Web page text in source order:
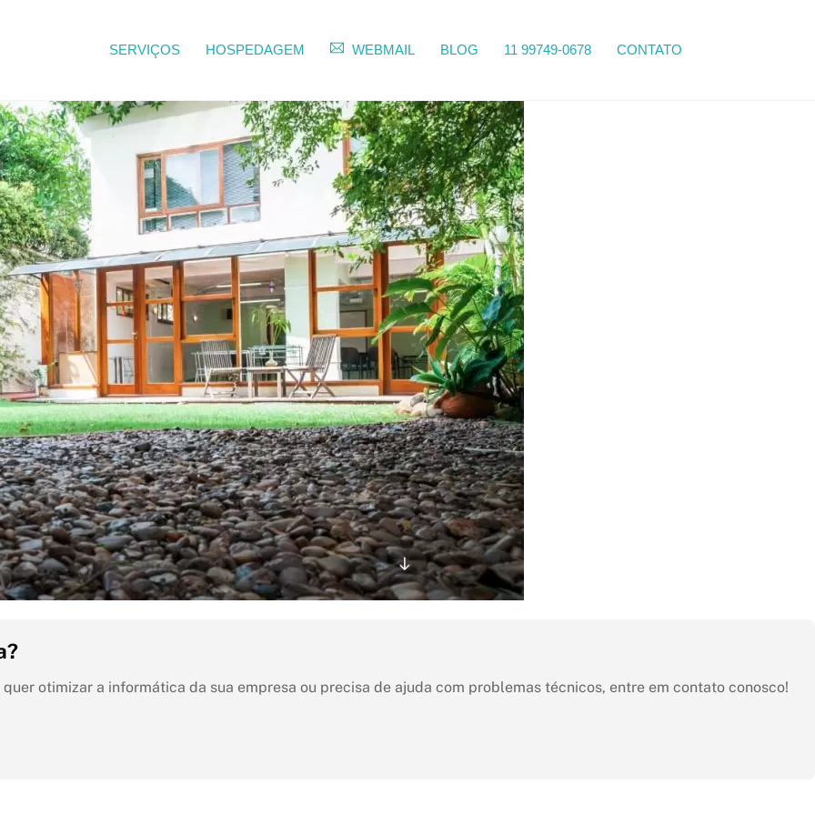
SERVIÇOS HOSPEDAGEM WEBMAIL BLOG 11 99749-0678 CONTATO
quer otimizar a informática da sua empresa ou precisa de ajuda com problemas técnicos, entre em contato conosco!